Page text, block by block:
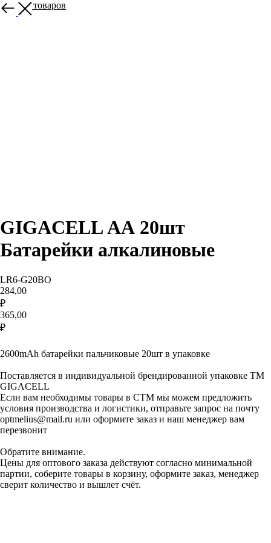
Больше товаров
GIGACELL АА 20шт
Батарейки алкалиновые
LR6-G20BO
284,00
₽
365,00
₽
2600mAh батарейки пальчиковые 20шт в упаковке
Поставляется в индивидуальной брендированной упаковке ТМ
GIGACELL
Если вам необходимы товары в СТМ мы можем предложить
условия производства и логистики, отправьте запрос на почту
optmelius@mail.ru или оформите заказ и наш менеджер вам
перезвонит
Обратите внимание.
Цены для оптового заказа действуют согласно минимальной
партии, соберите товары в корзину, оформите заказ, менеджер
сверит количество и вышлет счёт.